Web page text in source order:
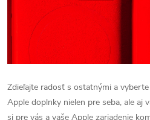
Zdieľajte radosť s ostatnými a
Apple doplnky nielen pre seba, ale aj
si pre vás a vaše Apple zariadenie